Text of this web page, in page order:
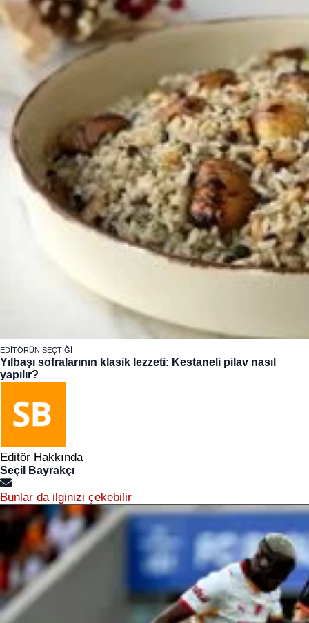
EDITÖRÜN SEÇTIĞI
Yılbaşı sofralarının klasik lezzeti: Kestaneli pilav nasıl
yapılır?
Editör Hakkında
Seçil Bayrakçı
Bunlar da ilginizi çekebilir